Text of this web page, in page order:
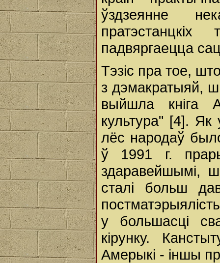
ўздзеянне
падвяргаецца
Тэзіс пра тое,
з дэмакратыяй,
выйшла кніга
культура" [4]. Як
лёс народаў
ў 1991 г.
здаравейшымі,
сталі больш
у большасці
кірунку.
Амерыкі - іншы